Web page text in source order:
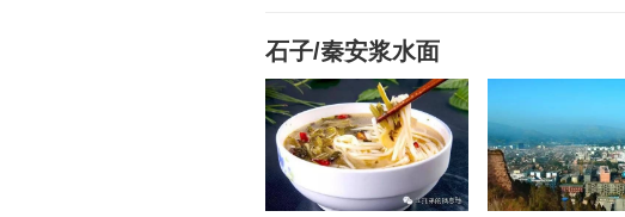
石子/秦安浆水面